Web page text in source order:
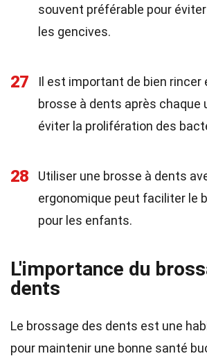
souvent préférable pour
les gencives.
27
Il est important de bien rincer
brosse à dents après chaque
éviter la prolifération des
28
Utiliser une brosse à dents
ergonomique peut faciliter le
pour les enfants.
L'importance du
dents
Le brossage des dents est une
pour maintenir une bonne santé